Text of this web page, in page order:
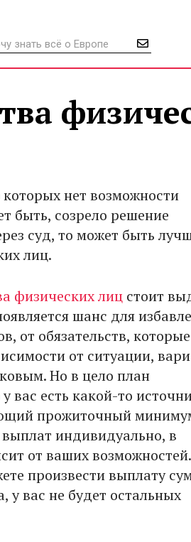
нет возможности
быть, созрело решение
суд, то может быть
лиц.
физических лиц стоит
шанс для
от обязательств, которые
от ситуации,
Но в цело план
вас есть какой-то
прожиточный
индивидуально, в
от ваших
произвести выплату
у вас не будет остальных